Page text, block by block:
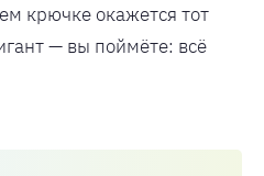
крючке окажется тот
— вы поймёте: всё